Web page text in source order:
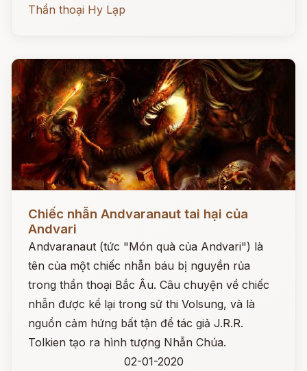
Thần thoại Hy Lạp
Đọc ngay
Chiếc nhẫn Andvaranaut tai hại của
Andvari
Andvaranaut (tức "Món quà của Andvari") là
tên của một chiếc nhẫn báu bị nguyền rủa
trong thần thoại Bắc Âu. Câu chuyện về chiếc
nhẫn được kể lại trong sử thi Volsung, và là
nguồn cảm hứng bất tận để tác giả J.R.R.
Tolkien tạo ra hình tượng Nhẫn Chúa.
02-01-2020